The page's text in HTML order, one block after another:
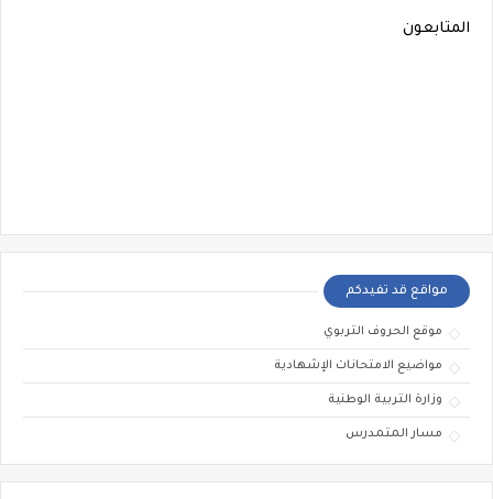
المتابعون
مواقع قد تفيدكم
موقع الحروف التربوي
مواضيع الامتحانات الإشهادية
وزارة التربية الوطنية
مسار المتمدرس